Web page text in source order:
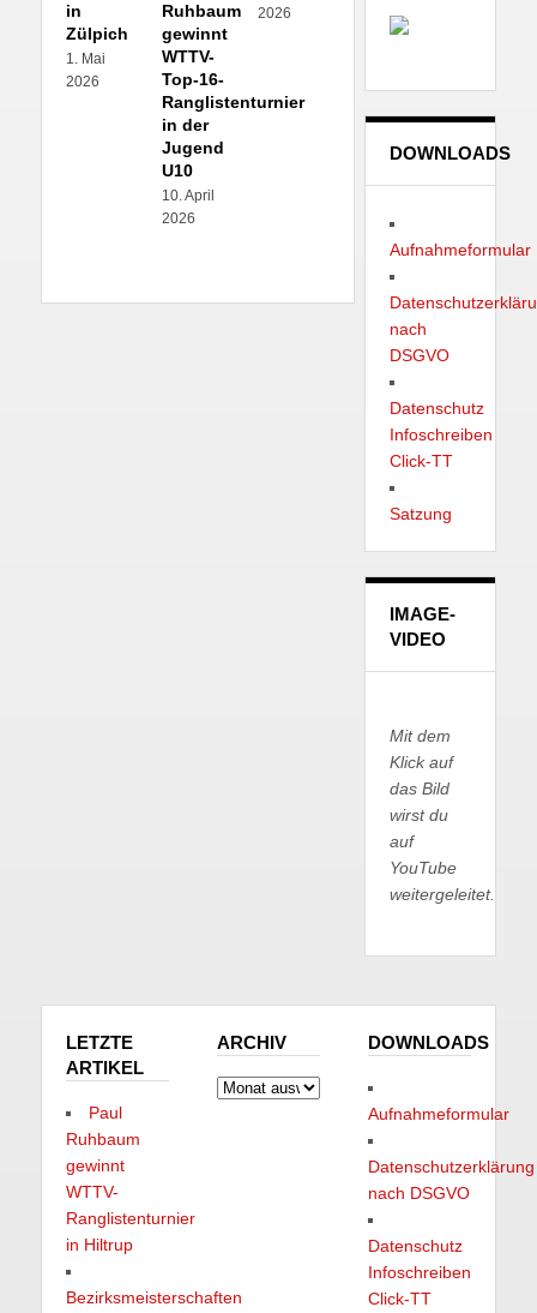
in
Zülpich
1. Mai
2026
Ruhbaum
gewinnt
WTTV-
Top-16-
Ranglistenturnier
in der
Jugend
U10
10. April
2026
2026
DOWNLOADS
Aufnahmeformular
nach
DSGVO
Datenschutz
Infoschreiben
Click-TT
Satzung
IMAGE-
VIDEO
Mit dem
Klick auf
das Bild
wirst du
auf
YouTube
weitergeleitet.
LETZTE
ARTIKEL
Paul
Ruhbaum
gewinnt
WTTV-
Ranglistenturnier
in Hiltrup
Bezirksmeisterschaften
ARCHIV
Archiv
DOWNLOADS
Aufnahmeformular
Datenschutzerklärung
nach DSGVO
Datenschutz
Infoschreiben
Click-TT